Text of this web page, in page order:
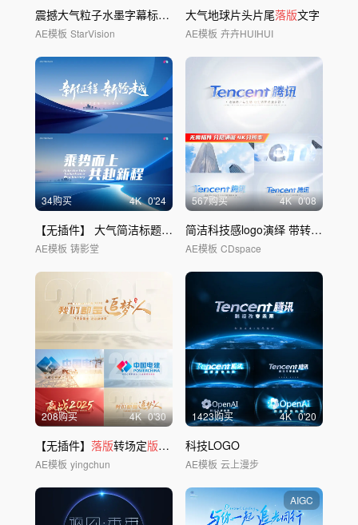
震撼大气粒子水墨字幕标题片头
AE模板 StarVision
大气地球片头片尾落版文字
AE模板 卉卉HUIHUI
34购买 4K 0'24
【无插件】 大气简洁标题字 落版标题字
AE模板 铸影堂
567购买 4K 0'08
简洁科技感logo演绎 带转场01
AE模板 CDspace
208购买 4K 0'30
【无插件】 落版转场定版出logo文字
AE模板 yingchun
1423购买 4K 0'20
科技LOGO
AE模板 云上漫步
AIGC